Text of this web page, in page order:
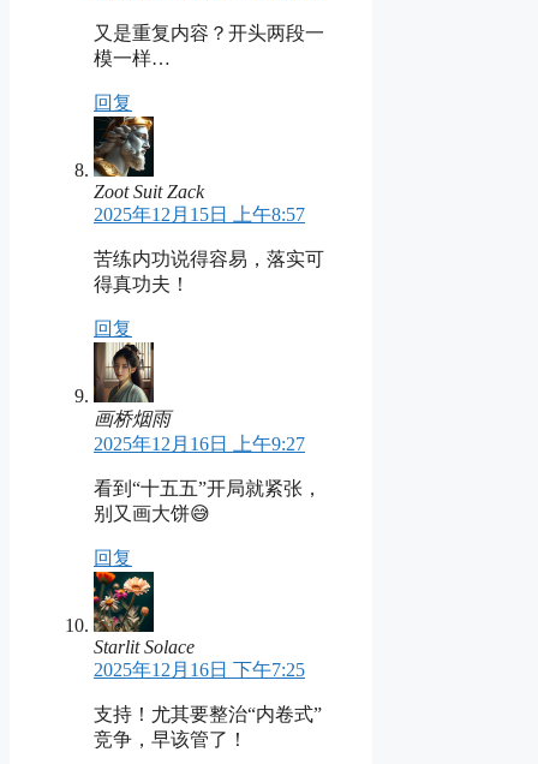
又是重复内容？开头两段一
模一样…
回复
Zoot Suit Zack
2025年12月15日 上午8:57
苦练内功说得容易，落实可
得真功夫！
回复
画桥烟雨
2025年12月16日 上午9:27
看到“十五五”开局就紧张，
别又画大饼😅
回复
Starlit Solace
2025年12月16日 下午7:25
支持！尤其要整治“内卷式”
竞争，早该管了！